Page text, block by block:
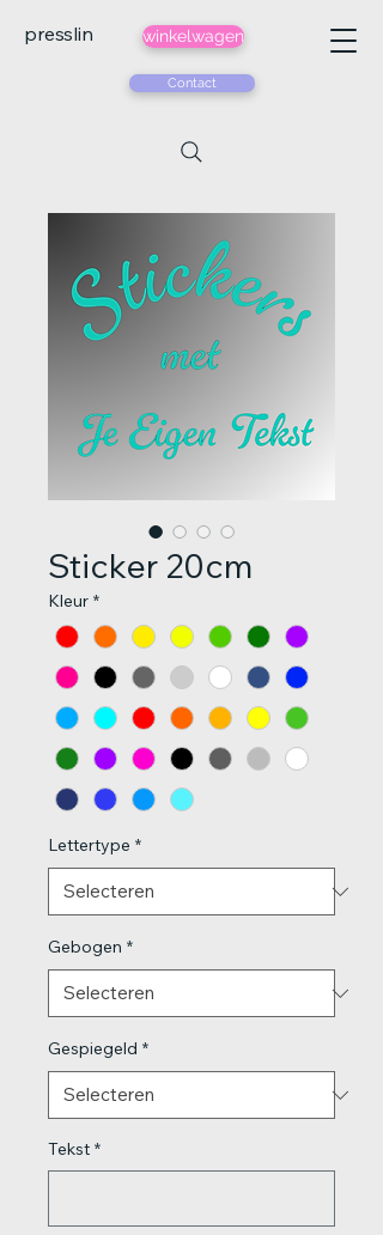
presslin winkelwagen
Contact
Sticker 20cm
Kleur *
Lettertype *
Gebogen *
Gespiegeld *
Tekst *